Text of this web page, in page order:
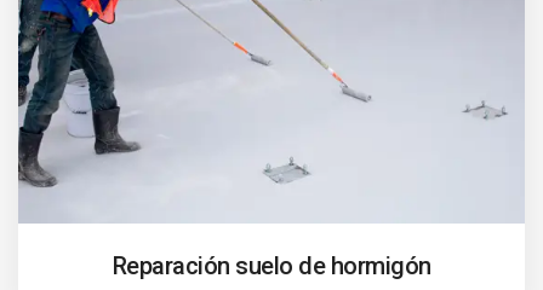
Reparación suelo de hormigón